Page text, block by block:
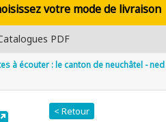
votre mode de livraison
PDF
à écouter : le canton de neuchâtel -
< Retour